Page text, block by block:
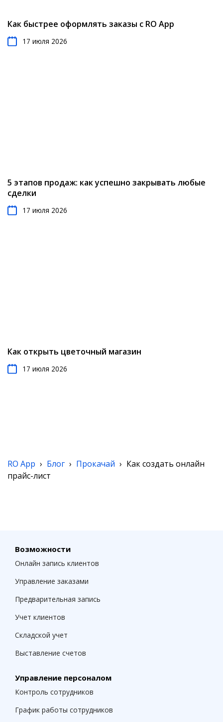
Как быстрее оформлять заказы с RO App
17 июля 2026
5 этапов продаж: как успешно закрывать любые
сделки
17 июля 2026
Как открыть цветочный магазин
17 июля 2026
RO App › Блог › Прокачай › Как создать онлайн
прайс-лист
Возможности
Онлайн запись клиентов
Управление заказами
Предварительная запись
Учет клиентов
Складской учет
Выставление счетов
Управление персоналом
Контроль сотрудников
График работы сотрудников